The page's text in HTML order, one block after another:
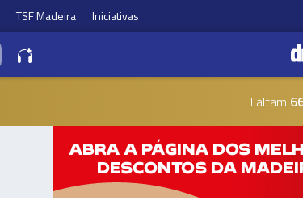
TSF Madeira Iniciativas
Faltam